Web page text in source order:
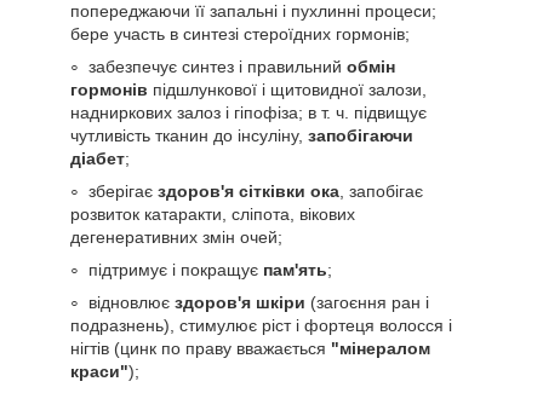
попереджаючи її запальні і пухлинні процеси;
бере участь в синтезі стероїдних гормонів;
забезпечує синтез і правильний обмін
гормонів підшлункової і щитовидної залози,
надниркових залоз і гіпофіза; в т. ч. підвищує
чутливість тканин до інсуліну, запобігаючи
діабет;
зберігає здоров'я сітківки ока, запобігає
розвиток катаракти, сліпота, вікових
дегенеративних змін очей;
підтримує і покращує пам'ять;
відновлює здоров'я шкіри (загоєння ран і
подразнень), стимулює ріст і фортеця волосся і
нігтів (цинк по праву вважається "мінералом
краси");